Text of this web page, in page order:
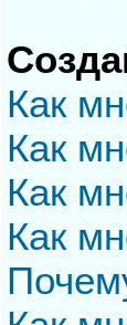
Как
Как
Как
Как